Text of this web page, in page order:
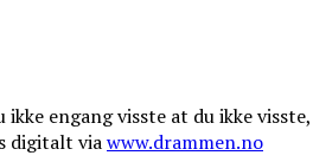
engang visste at du ikke visste,
digitalt viawww.drammen.no